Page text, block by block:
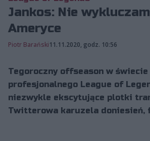
Jankos: Nie
Ameryce
Piotr Barański11.11.2020, godz. 10:56
Tegoroczny offseason w świecie
profesjonalnego League of
niezwykle ekscytujące plotki
Twitterowa karuzela doniesień,